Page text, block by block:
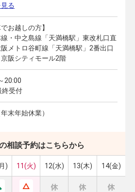
る
でお越しの方】
・中之島線「天満橋駅」東改札口直
メトロ谷町線「天満橋駅」2番出口
阪シティモール2階
20:00
終受付
末年始休業）
相談予約はこちらから
) 11(火) 12(水) 13(木) 14(金)